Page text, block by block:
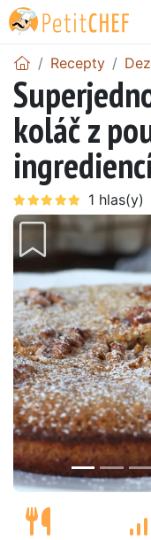
Recepty
koláč z
Předchozí